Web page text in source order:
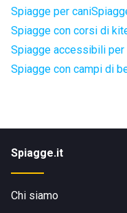
Spiagge per cani
Spiagge con corsi di
Spiagge accessibili
Spiagge con campi di
Spiagge.it
Chi siamo